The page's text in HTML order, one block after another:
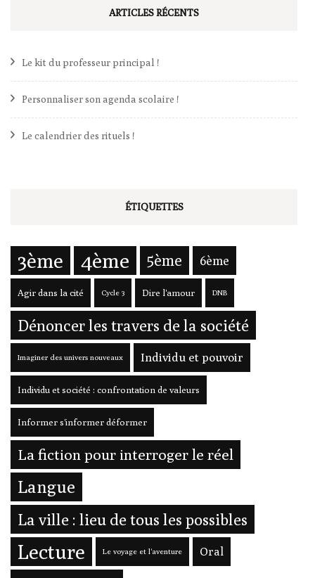
ARTICLES RÉCENTS
Le kit du professeur principal !
Personnaliser son agenda scolaire !
Le calendrier des rituels !
ÉTIQUETTES
3ème 4ème 5ème 6ème
Agir dans la cité Cycle 3 Dire l'amour DNB
Dénoncer les travers de la société
Imaginer des univers nouveaux Individu et pouvoir
Individu et société : confrontation de valeurs
Informer s'informer déformer
La fiction pour interroger le réel
Langue
La ville : lieu de tous les possibles
Lecture Le voyage et l'aventure Oral